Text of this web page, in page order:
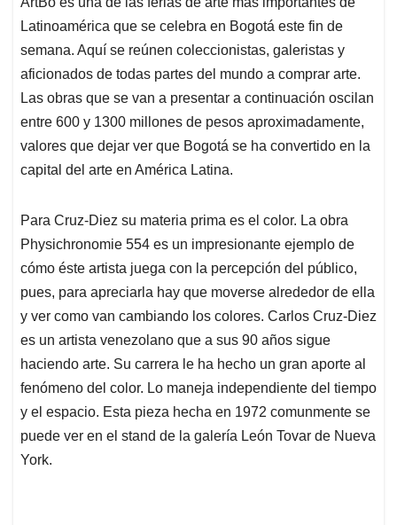
s
A
p
p
b
o
o
k
e
d
I
n
l
a
d
s
Latinoamérica que se celebra en Bogotá este fin de
semana. Aquí se reúnen coleccionistas, galeristas y
aficionados de todas partes del mundo a comprar arte.
Las obras que se van a presentar a continuación oscilan
entre 600 y 1300 millones de pesos aproximadamente,
valores que dejar ver que Bogotá se ha convertido en la
capital del arte en América Latina.
Para Cruz-Diez su materia prima es el color. La obra
Physichronomie 554 es un impresionante ejemplo de
cómo éste artista juega con la percepción del público,
pues, para apreciarla hay que moverse alrededor de ella
y ver como van cambiando los colores. Carlos Cruz-Diez
es un artista venezolano que a sus 90 años sigue
haciendo arte. Su carrera le ha hecho un gran aporte al
fenómeno del color. Lo maneja independiente del tiempo
y el espacio. Esta pieza hecha en 1972 comunmente se
puede ver en el stand de la galería León Tovar de Nueva
York.